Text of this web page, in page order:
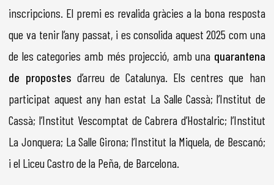
inscripcions. El premi es revalida gràcies a la bona resposta
que va tenir l’any passat, i es consolida aquest 2025 com una
de les categories amb més projecció, amb una quarantena
de propostes d’arreu de Catalunya. Els centres que han
participat aquest any han estat La Salle Cassà; l’Institut de
Cassà; l’Institut Vescomptat de Cabrera d’Hostalric; l’Institut
La Jonquera; La Salle Girona; l’Institut la Miquela, de Bescanó;
i el Liceu Castro de la Peña, de Barcelona.